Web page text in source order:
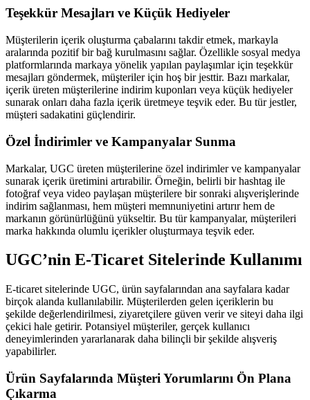
Teşekkür Mesajları ve Küçük Hediyeler
Müşterilerin içerik oluşturma çabalarını takdir etmek, markayla
aralarında pozitif bir bağ kurulmasını sağlar. Özellikle sosyal medya
platformlarında markaya yönelik yapılan paylaşımlar için teşekkür
mesajları göndermek, müşteriler için hoş bir jesttir. Bazı markalar,
içerik üreten müşterilerine indirim kuponları veya küçük hediyeler
sunarak onları daha fazla içerik üretmeye teşvik eder. Bu tür jestler,
müşteri sadakatini güçlendirir.
Özel İndirimler ve Kampanyalar Sunma
Markalar, UGC üreten müşterilerine özel indirimler ve kampanyalar
sunarak içerik üretimini artırabilir. Örneğin, belirli bir hashtag ile
fotoğraf veya video paylaşan müşterilere bir sonraki alışverişlerinde
indirim sağlanması, hem müşteri memnuniyetini artırır hem de
markanın görünürlüğünü yükseltir. Bu tür kampanyalar, müşterileri
marka hakkında olumlu içerikler oluşturmaya teşvik eder.
UGC’nin E-Ticaret Sitelerinde Kullanımı
E-ticaret sitelerinde UGC, ürün sayfalarından ana sayfalara kadar
birçok alanda kullanılabilir. Müşterilerden gelen içeriklerin bu
şekilde değerlendirilmesi, ziyaretçilere güven verir ve siteyi daha ilgi
çekici hale getirir. Potansiyel müşteriler, gerçek kullanıcı
deneyimlerinden yararlanarak daha bilinçli bir şekilde alışveriş
yapabilirler.
Ürün Sayfalarında Müşteri Yorumlarını Ön Plana
Çıkarma